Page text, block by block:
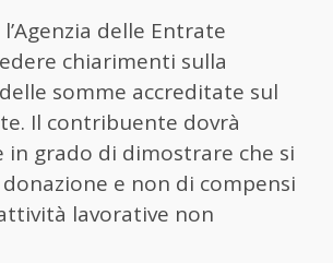
delle Entrate
chiarimenti sulla
somme accreditate sul
Il contribuente dovrà
in grado di dimostrare che si
e non di compensi
lavorative non